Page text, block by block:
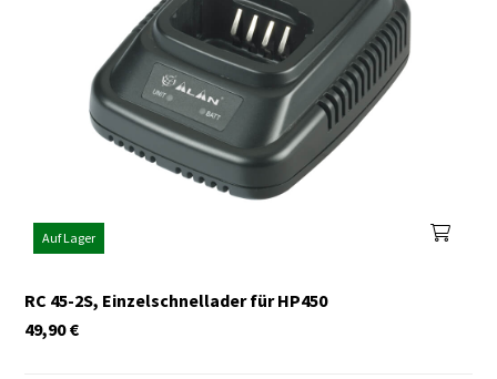
Auf Lager
RC 45-2S, Einzelschnellader für HP450
€
49,90